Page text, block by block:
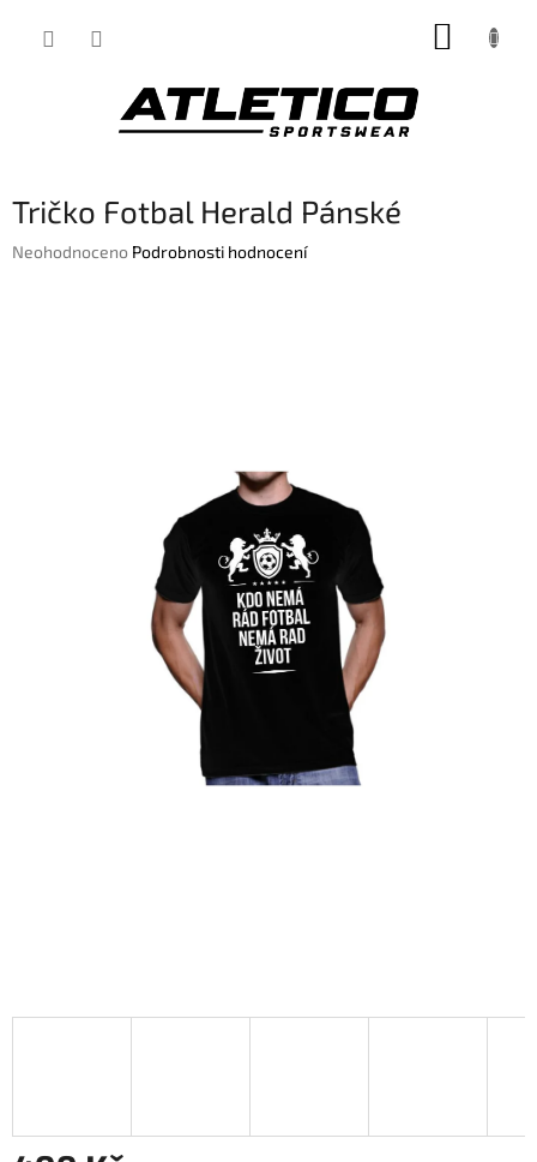
Tričko Fotbal Herald Pánské
Průměrné
Neohodnoceno Podrobnosti hodnocení